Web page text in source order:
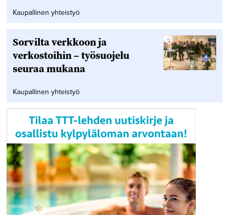
Kaupallinen yhteistyö
Sorvilta verkkoon ja
verkostoihin – työsuojelu
seuraa mukana
Kaupallinen yhteistyö